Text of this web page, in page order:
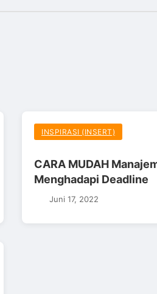
INSPIRASI (INSERT)
CARA MUDAH
Menghadapi Deadline
Juni 17, 2022